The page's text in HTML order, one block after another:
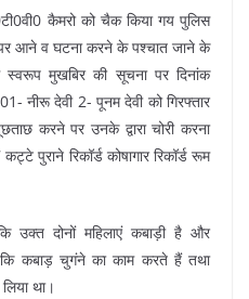
कैमरो को चैक किया गय पुलिस
पर आने व घटना करने के पश्चात जाने के
स्वरूप मुखबिर की सूचना पर दिनांक
नीरू देवी 2- पूनम देवी को गिरफ्तार
करने पर उनके द्वारा चोरी करना
पुराने रिकॉर्ड कोषागार रिकॉर्ड रूम
उक्त दोनों महिलाएं कबाड़ी है और
कि कबाड़ चुगंने का काम करते हैं तथा
था।